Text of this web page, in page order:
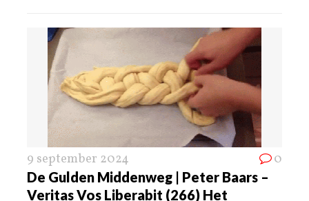
9 september 2024 0
De Gulden Middenweg | Peter Baars –
Veritas Vos Liberabit (266) Het